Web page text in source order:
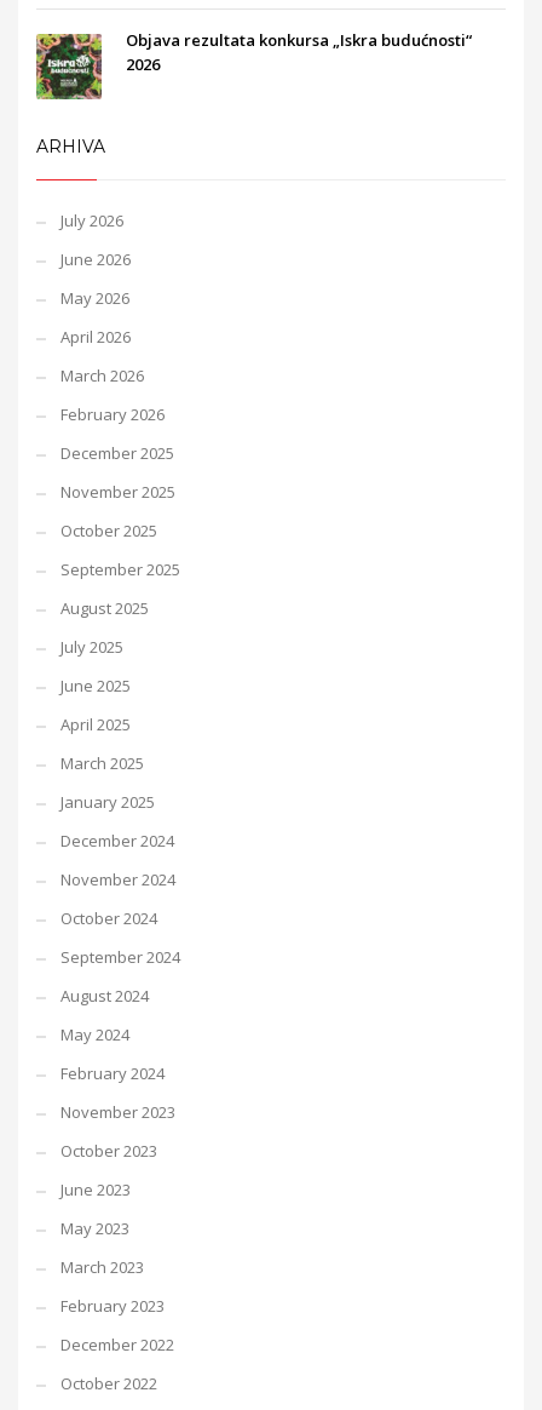
Objava rezultata konkursa „Iskra budućnosti“
2026
ARHIVA
July 2026
June 2026
May 2026
April 2026
March 2026
February 2026
December 2025
November 2025
October 2025
September 2025
August 2025
July 2025
June 2025
April 2025
March 2025
January 2025
December 2024
November 2024
October 2024
September 2024
August 2024
May 2024
February 2024
November 2023
October 2023
June 2023
May 2023
March 2023
February 2023
December 2022
October 2022